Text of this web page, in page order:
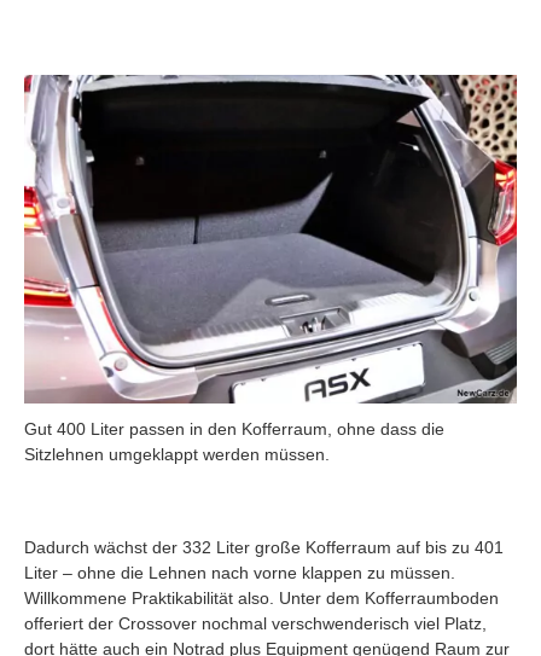
Gut 400 Liter passen in den Kofferraum, ohne dass die
Sitzlehnen umgeklappt werden müssen.
Dadurch wächst der 332 Liter große Kofferraum auf bis zu 401
Liter – ohne die Lehnen nach vorne klappen zu müssen.
Willkommene Praktikabilität also. Unter dem Kofferraumboden
offeriert der Crossover nochmal verschwenderisch viel Platz,
dort hätte auch ein Notrad plus Equipment genügend Raum zur